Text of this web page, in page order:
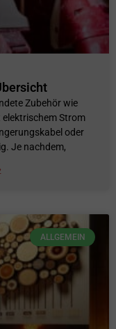
Zubehör wie
Strom
oder
Je nachdem,
ALLGEMEIN